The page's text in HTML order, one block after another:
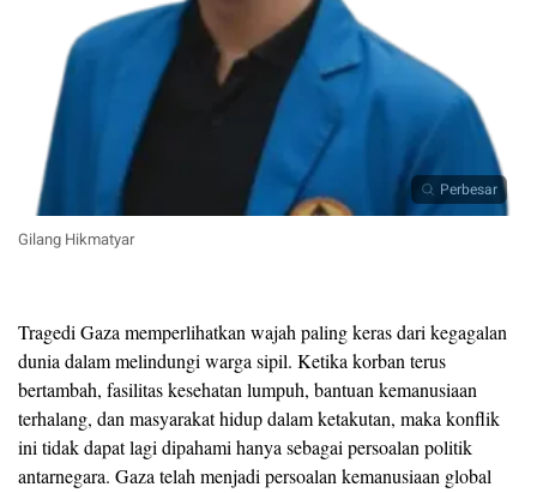
Perbesar
Gilang Hikmatyar
Tragedi Gaza memperlihatkan wajah paling keras dari kegagalan
dunia dalam melindungi warga sipil. Ketika korban terus
bertambah, fasilitas kesehatan lumpuh, bantuan kemanusiaan
terhalang, dan masyarakat hidup dalam ketakutan, maka konflik
ini tidak dapat lagi dipahami hanya sebagai persoalan politik
antarnegara. Gaza telah menjadi persoalan kemanusiaan global